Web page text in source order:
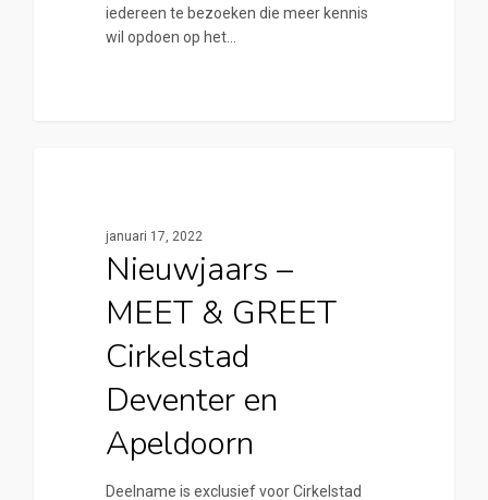
iedereen te bezoeken die meer kennis
wil opdoen op het…
januari 17, 2022
Nieuwjaars –
MEET & GREET
Cirkelstad
Deventer en
Apeldoorn
Deelname is exclusief voor Cirkelstad